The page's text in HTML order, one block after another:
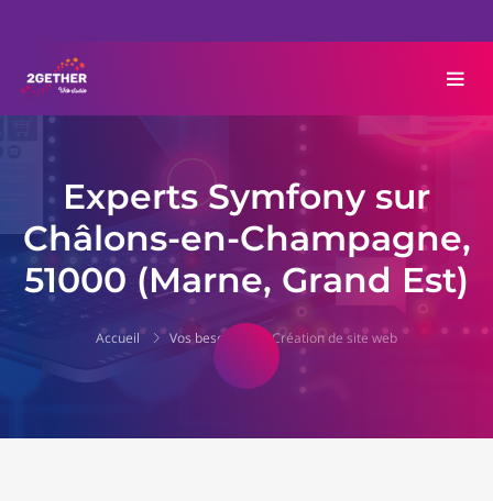
Experts Symfony sur
Châlons-en-Champagne,
51000 (Marne, Grand Est)
Accueil Vos besoins Création de site web